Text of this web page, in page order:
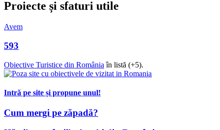
Proiecte și sfaturi utile
Avem
593
Obiective Turistice din Româniaîn listă (+5).
Intră pe site și propune unul!
Cum mergi pe zăpadă?